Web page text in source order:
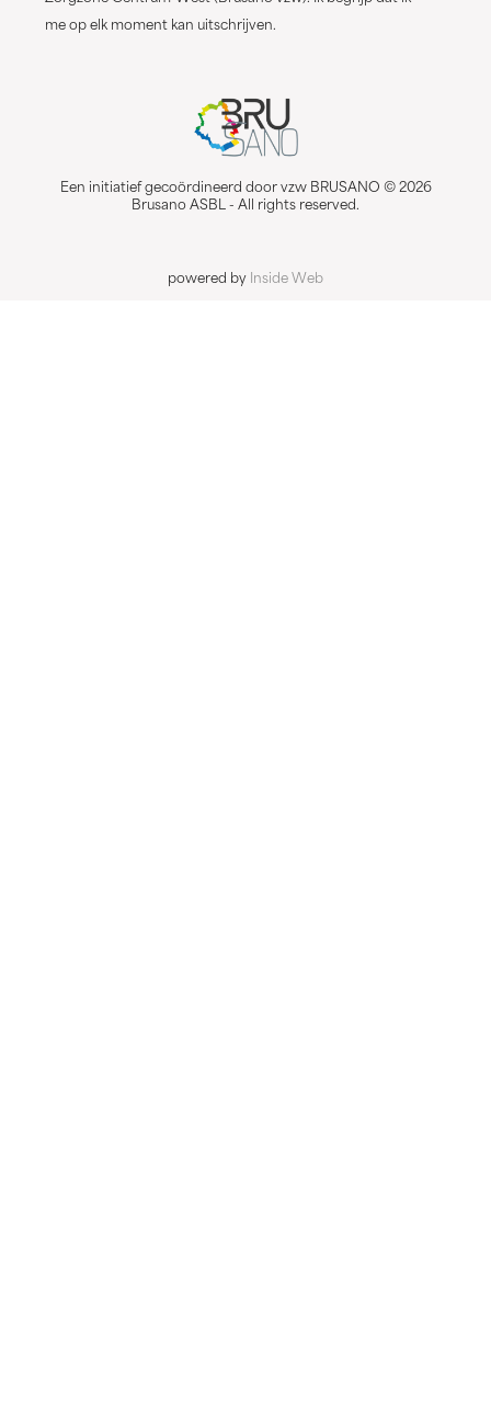
me op elk moment kan uitschrijven.
Een initiatief gecoördineerd door vzw BRUSANO © 2026
Brusano ASBL - All rights reserved.
powered by Inside Web